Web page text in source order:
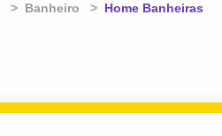
Banheiro Atual:
Home Banheiras